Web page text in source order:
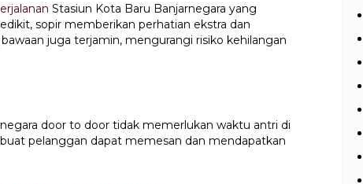
Stasiun Kota Baru Banjarnegara yang
sopir memberikan perhatian ekstra dan
juga terjamin, mengurangi risiko kehilangan
door to door tidak memerlukan waktu antri di
pelanggan dapat memesan dan mendapatkan